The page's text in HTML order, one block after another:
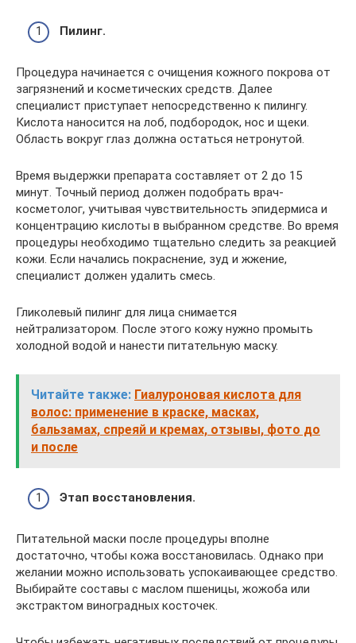
Пилинг.
Процедура начинается с очищения кожного покрова от
загрязнений и косметических средств. Далее
специалист приступает непосредственно к пилингу.
Кислота наносится на лоб, подбородок, нос и щеки.
Область вокруг глаз должна остаться нетронутой.
Время выдержки препарата составляет от 2 до 15
минут. Точный период должен подобрать врач-
косметолог, учитывая чувствительность эпидермиса и
концентрацию кислоты в выбранном средстве. Во время
процедуры необходимо тщательно следить за реакцией
кожи. Если начались покраснение, зуд и жжение,
специалист должен удалить смесь.
Гликолевый пилинг для лица снимается
нейтрализатором. После этого кожу нужно промыть
холодной водой и нанести питательную маску.
Читайте также: Гиалуроновая кислота для
волос: применение в краске, масках,
бальзамах, спреяй и кремах, отзывы, фото до
и после
Этап восстановления.
Питательной маски после процедуры вполне
достаточно, чтобы кожа восстановилась. Однако при
желании можно использовать успокаивающее средство.
Выбирайте составы с маслом пшеницы, жожоба или
экстрактом виноградных косточек.